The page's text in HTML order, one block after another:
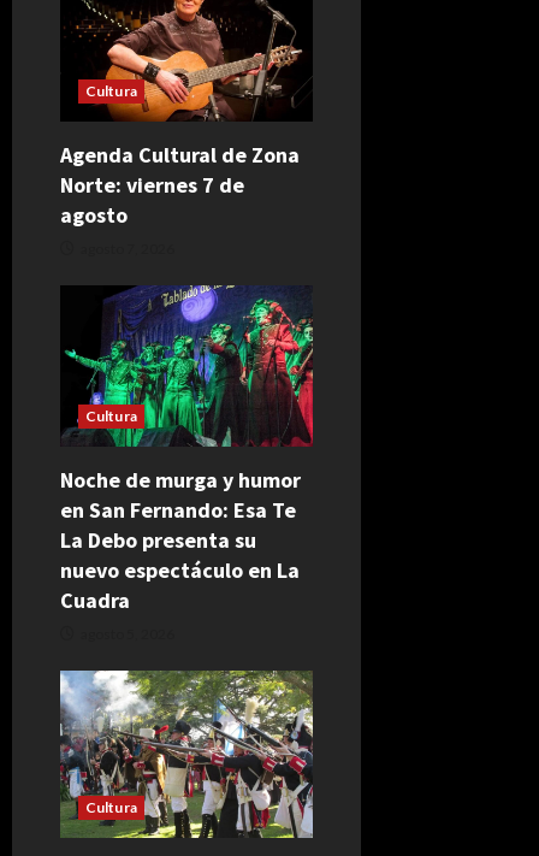
Cultura
Agenda Cultural de Zona
Norte: viernes 7 de
agosto
Cultura
Noche de murga y humor
en San Fernando: Esa Te
La Debo presenta su
nuevo espectáculo en La
Cuadra
Cultura